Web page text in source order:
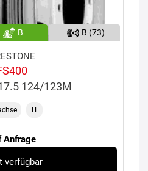
B B (73)
124/123M
TL
Anfrage
verfügbar